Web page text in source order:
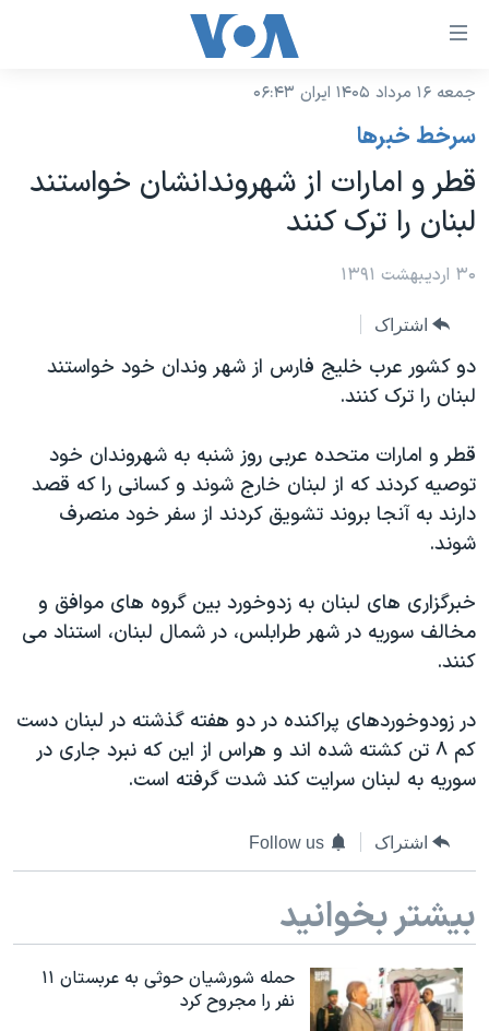
لینکهای
دسترسی
جهش
محتوای
اصلی
به
اصلی
جهش
به
نسخه سبک وب‌سایت
موضوع ها
ایران
آمریکا
جهان
گزیده‌ها
ویدیوها
فرهنگ و زندگی
حقوق شهروندی
اقتصادی
علم و فناوری
اسرائیل در جنگ
آرشیو پخش زنده
برنامه های تلویزیونی
جدول برنامه ها
صفحه‌های ویژه
عملیات خشم حماسی
بایگانی برنامه‌های تلویزیونی
مستندها
انتخابات ریاست جمهوری آمریکا ۲۰۲۴
حمله جمهوری اسلامی به اسرائیل
رمز مهسا
ورزش زنان در ایران
مجموعه مستندهای دادخواهی
تریبونال مردمی آبان ۹۸
قانون شفافیت دارائی کادر رهبری ایران
اعتراضات مردمی آبان ۹۸
اسرائیل در جنگ
نرگس محمدی برنده جایزه نوبل صلح
فرکانس‌های صدای آمریکا
پخش رادیویی
یادگیری زبان انگلیسی
دنبال کنید
زبانهای مختلف
جمعه ۱۶ مرداد ۱۴۰۵ ایران ۰۶:۴۳
سرخط خبرها
قطر و امارات از شهروندانشان خواستند
لبنان را ترک کنند
۳۰ اردیبهشت ۱۳۹۱
اشتراک
دو کشور عرب خلیج فارس از شهر وندان خود خواستند
لبنان را ترک کنند.
قطر و امارات متحده عربی روز شنبه به شهروندان خود
توصیه کردند که از لبنان خارج شوند و کسانی را که قصد
دارند به آنجا بروند تشویق کردند از سفر خود منصرف
شوند.
خبرگزاری های لبنان به زدوخورد بین گروه های موافق و
مخالف سوریه در شهر طرابلس، در شمال لبنان، استناد می
کنند.
در زودوخوردهای پراکنده در دو هفته گذشته در لبنان دست
کم ۸ تن کشته شده اند و هراس از این که نبرد جاری در
سوریه به لبنان سرایت کند شدت گرفته است.
اشتراک Follow us
بیشتر بخوانید
حمله شورشیان حوثی به عربستان ۱۱
نفر را مجروح کرد